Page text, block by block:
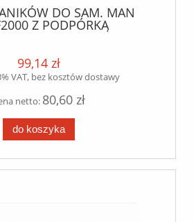
DO SAM. MAN
Z PODPÓRKĄ
99,14 zł
VAT, bez kosztów dostawy
netto: 80,60 zł
do koszyka